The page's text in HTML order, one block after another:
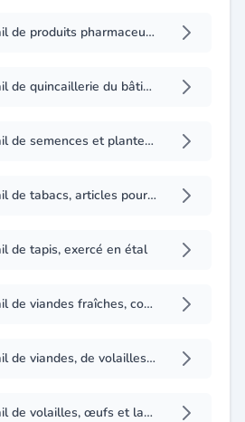
Commerce de détail de produits pharmaceutiques et parapharmaceutiques, appareils, matériels et instruments médico-chirurgicaux, leurs accessoires, pièces détachées et consommables
Commerce de détail de quincaillerie du bâtiment, vitrerie, peinture et bois
Commerce de détail de semences et plantes, exercé en étal
Commerce de détail de tabacs, articles pour fumeurs, articles de bazar et journaux
de tapis, exercé en étal
Commerce de détail de viandes fraîches, congelées ou surgelées
Commerce de détail de viandes, de volailles et œufs
Commerce de détail de volailles, œufs et lapins